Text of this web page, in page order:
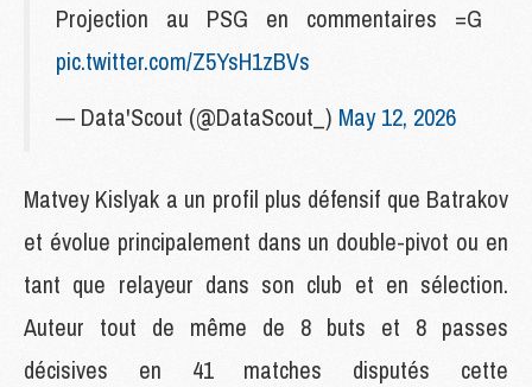
Projection au PSG en commentaires =G
pic.twitter.com/Z5YsH1zBVs
— Data'Scout (@DataScout_) May 12, 2026
Matvey Kislyak a un profil plus défensif que Batrakov
et évolue principalement dans un double-pivot ou en
tant que relayeur dans son club et en sélection.
Auteur tout de même de 8 buts et 8 passes
décisives en 41 matches disputés cette